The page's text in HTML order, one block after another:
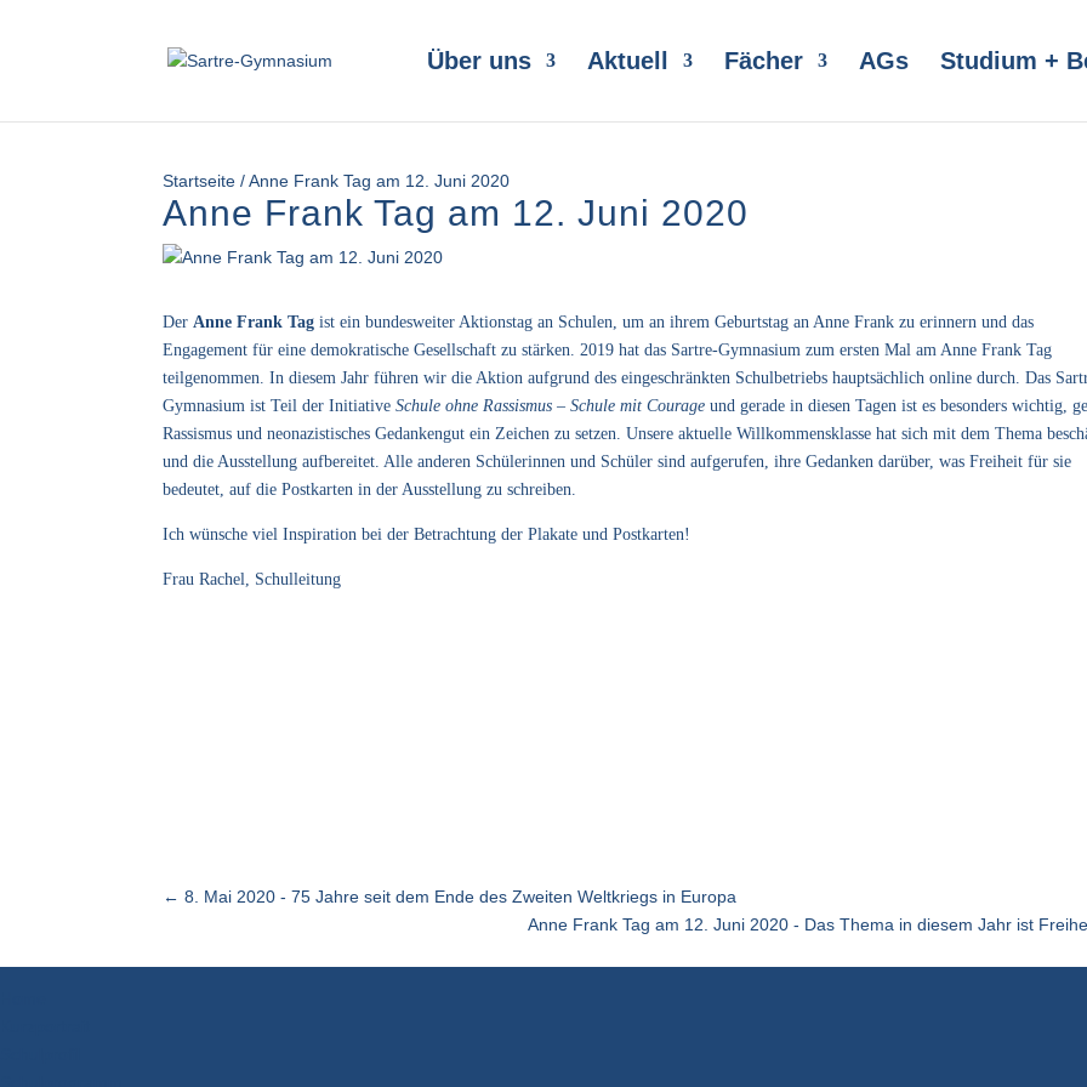
Über uns Aktuell Fächer AGs Studium +
Startseite /Anne Frank Tag am 12. Juni 2020
Anne Frank Tag am 12. Juni 2020
DerAnne Frank Tag ist ein bundesweiter Aktionstag an Schulen, um an ihrem Geburtstag an Anne Frank zu erinnern und das
Engagement für eine demokratische Gesellschaft zu stärken.2019 hat das Sartre-Gymnasium zum ersten Mal am Anne Frank Tag
teilgenommen. In diesem Jahr führen wir die Aktion aufgrund des eingeschränkten Schulbetriebs hauptsächlich online durch.Das
Gymnasium ist Teil der InitiativeSchule ohne Rassismus – Schule mit Courage und gerade in diesen Tagen ist es besonders wichtig,
Rassismus und neonazistisches Gedankengut ein Zeichen zu setzen.Unsere aktuelle Willkommensklasse hat sich mit dem Thema
und die Ausstellung aufbereitet. Alle anderen Schülerinnen und Schüler sind aufgerufen, ihre Gedanken darüber, was Freiheit für sie
bedeutet, auf die Postkarten in der Ausstellung zu schreiben.
Ich wünsche viel Inspiration bei der Betrachtung der Plakate und Postkarten!
Frau Rachel, Schulleitung
←8. Mai 2020 - 75 Jahre seit dem Ende des Zweiten Weltkriegs in Europa
Anne Frank Tag am 12. Juni 2020 - Das Thema in diesem Jahr ist